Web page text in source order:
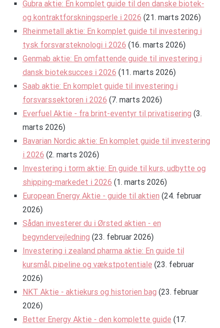
Gubra aktie: En komplet guide til den danske biotek-
og kontraktforskningsperle i 2026 (21. marts 2026)
Rheinmetall aktie: En komplet guide til investering i
tysk forsvarsteknologi i 2026 (16. marts 2026)
Genmab aktie: En omfattende guide til investering i
dansk bioteksucces i 2026 (11. marts 2026)
Saab aktie: En komplet guide til investering i
forsvarssektoren i 2026 (7. marts 2026)
Everfuel Aktie - fra brint-eventyr til privatisering (3.
marts 2026)
Bavarian Nordic aktie: En komplet guide til investering
i 2026 (2. marts 2026)
Investering i torm aktie: En guide til kurs, udbytte og
shipping-markedet i 2026 (1. marts 2026)
European Energy Aktie - guide til aktien (24. februar
2026)
Sådan investerer du i Ørsted aktien - en
begyndervejledning (23. februar 2026)
Investering i zealand pharma aktie: En guide til
kursmål, pipeline og vækstpotentiale (23. februar
2026)
NKT Aktie - aktiekurs og historien bag (23. februar
2026)
Better Energy Aktie - den komplette guide (17.